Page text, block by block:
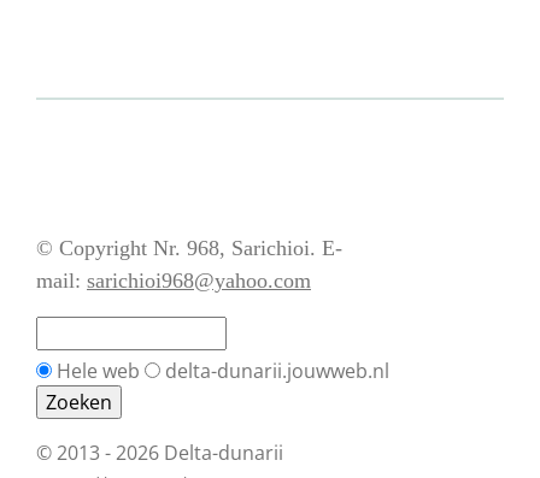
© Copyright Nr. 968, Sarichioi. E-
mail: sarichioi968@yahoo.com
Hele web delta-dunarii.jouwweb.nl
© 2013 - 2026 Delta-dunarii